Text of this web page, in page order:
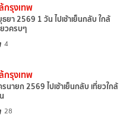
กรุงเทพ
ยา 2569 1 วัน ไปเช้าเย็นกลับ ใกล้
วครบๆ
4
กรุงเทพ
นายก 2569 ไปเช้าเย็นกลับ เที่ยวใกล้
28